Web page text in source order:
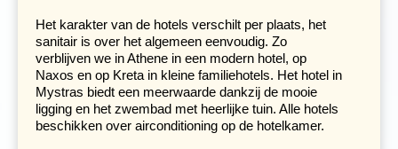
door de Olympische Spelen, een religieus festijn ter ere
Het karakter van de hotels verschilt per plaats, het
sanitair is over het algemeen eenvoudig. Zo
verblijven we in Athene in een modern hotel, op
Naxos en op Kreta in kleine familiehotels. Het hotel in
Mystras biedt een meerwaarde dankzij de mooie
ligging en het zwembad met heerlijke tuin. Alle hotels
beschikken over airconditioning op de hotelkamer.